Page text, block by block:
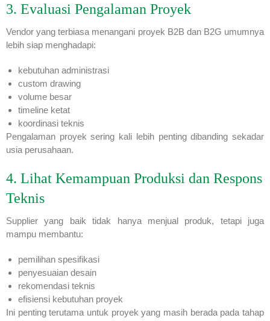
3. Evaluasi Pengalaman Proyek
Vendor yang terbiasa menangani proyek B2B dan B2G umumnya
lebih siap menghadapi:
kebutuhan administrasi
custom drawing
volume besar
timeline ketat
koordinasi teknis
Pengalaman proyek sering kali lebih penting dibanding sekadar
usia perusahaan.
4. Lihat Kemampuan Produksi dan Respons
Teknis
Supplier yang baik tidak hanya menjual produk, tetapi juga
mampu membantu:
pemilihan spesifikasi
penyesuaian desain
rekomendasi teknis
efisiensi kebutuhan proyek
Ini penting terutama untuk proyek yang masih berada pada tahap